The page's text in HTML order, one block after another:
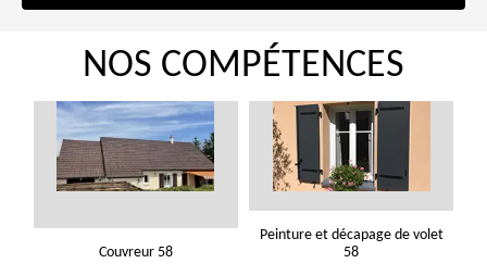
NOS COMPÉTENCES
Couvreur 58
Peinture et décapage de volet
58